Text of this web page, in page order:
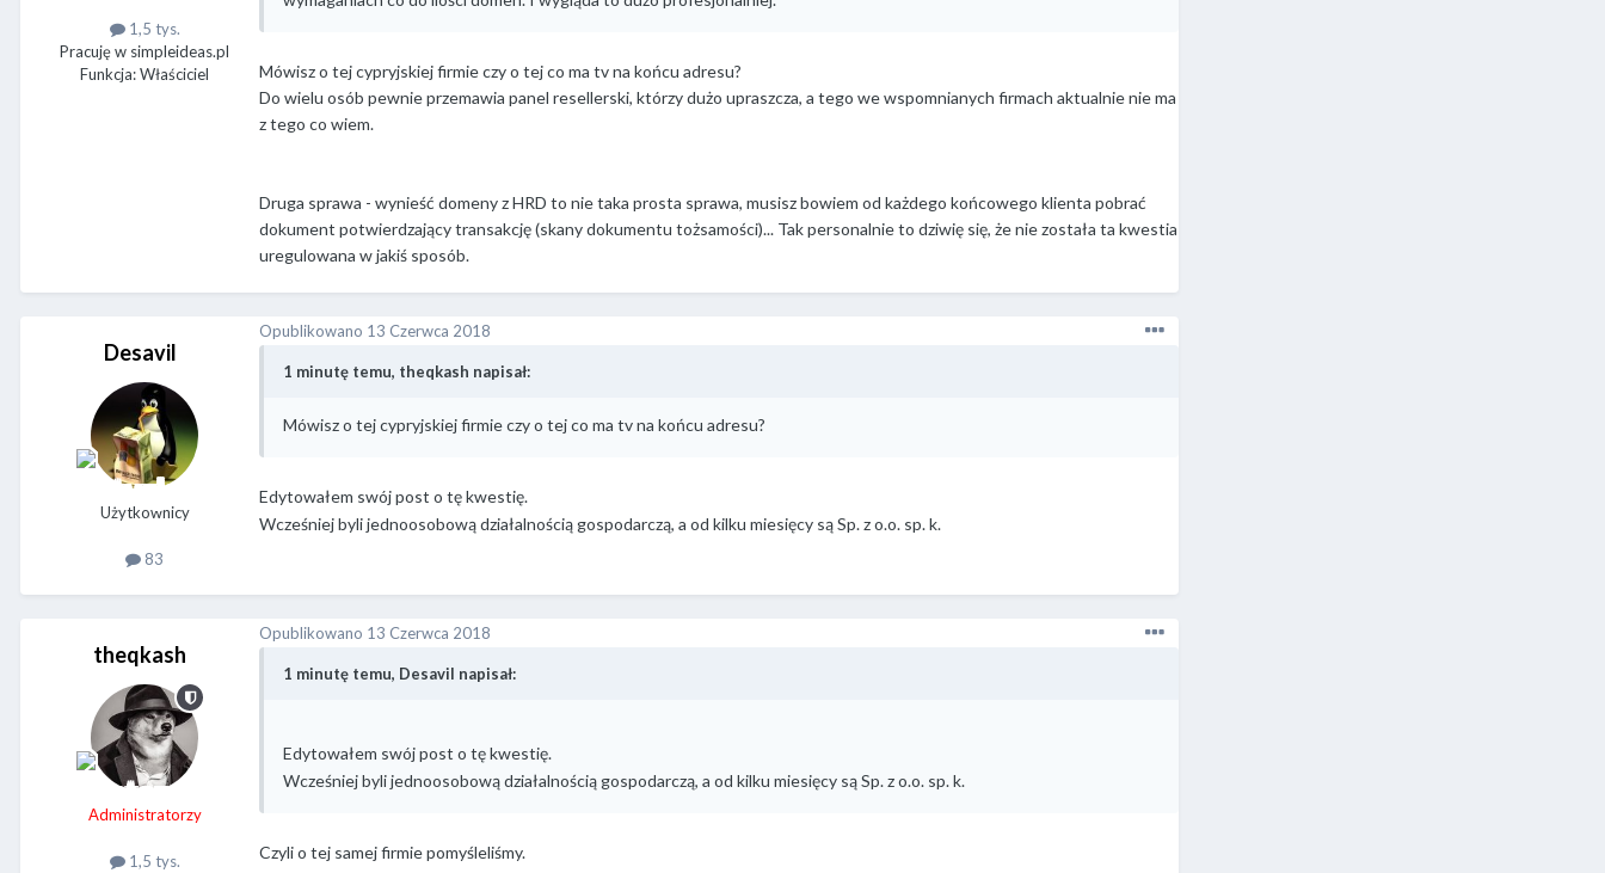
1,5 tys.
Pracuję w simpleideas.pl
Funkcja: Właściciel
Mówisz o tej cypryjskiej firmie czy o tej co ma tv na końcu adresu?
Do wielu osób pewnie przemawia panel resellerski, którzy dużo upraszcza, a tego we wspomnianych firmach aktualnie nie ma
z tego co wiem.
Druga sprawa - wynieść domeny z HRD to nie taka prosta sprawa, musisz bowiem od każdego końcowego klienta pobrać
dokument potwierdzający transakcję (skany dokumentu tożsamości)... Tak personalnie to dziwię się, że nie została ta kwestia
uregulowana w jakiś sposób.
Desavil
Użytkownicy
83
Opublikowano 13 Czerwca 2018
1 minutę temu, theqkash napisał:
Mówisz o tej cypryjskiej firmie czy o tej co ma tv na końcu adresu?
Edytowałem swój post o tę kwestię.
Wcześniej byli jednoosobową działalnością gospodarczą, a od kilku miesięcy są Sp. z o.o. sp. k.
theqkash
Administratorzy
1,5 tys.
Opublikowano 13 Czerwca 2018
1 minutę temu, Desavil napisał:
Edytowałem swój post o tę kwestię.
Wcześniej byli jednoosobową działalnością gospodarczą, a od kilku miesięcy są Sp. z o.o. sp. k.
Czyli o tej samej firmie pomyśleliśmy.